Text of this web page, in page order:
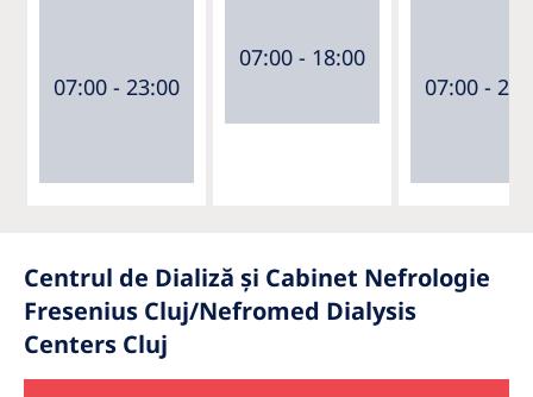
07:00 - 23:00
07:00 - 18:00
07:00 -
Centrul de Dializă și Cabinet Nefrologie
Fresenius Cluj/Nefromed Dialysis
Centers Cluj